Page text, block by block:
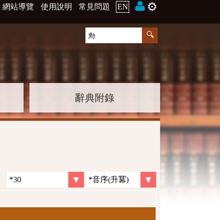
網站導覽 使用說明 常見問題 EN ⚙️
辭典附錄